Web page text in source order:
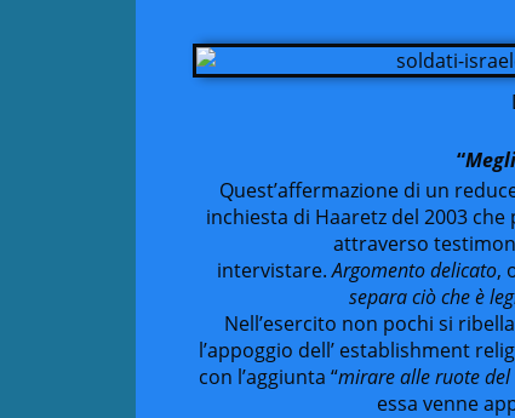
“
Quest’affermazione di un
inchiesta di Haaretz del 2003
attraverso
intervistare.Argomentodelicato,
separa ciò che è
Nell’esercito non pochi si
l’appoggio dell’ establishment
con l’aggiunta “mirare alle ruote del
essa venne